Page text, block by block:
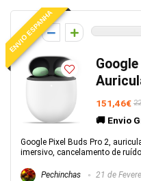
ENVIO ESPANHA
0
151,46€
🚚 Envio
Google Pixel Buds Pro 2,
imersivo, cancelamento de
Pechinchas 21 de